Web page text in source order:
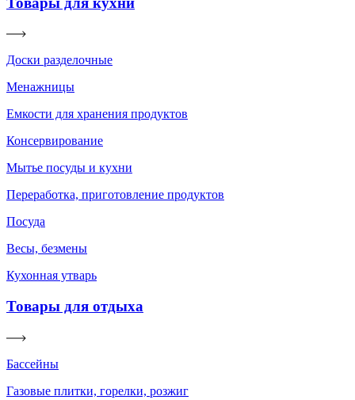
Доски разделочные
Менажницы
Емкости для хранения продуктов
Консервирование
Мытье посуды и кухни
Переработка, приготовление продуктов
Посуда
Весы, безмены
Кухонная утварь
Товары для отдыха
Бассейны
Газовые плитки, горелки, розжиг